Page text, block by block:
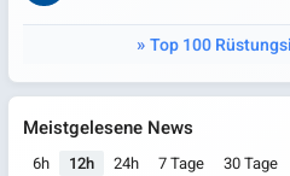
Top 100
Meistgelesene News
6h 12h 24h 7 Tage 30 Tage